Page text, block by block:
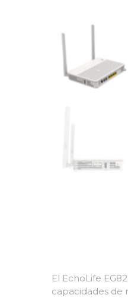
El EchoLife
capacidades de